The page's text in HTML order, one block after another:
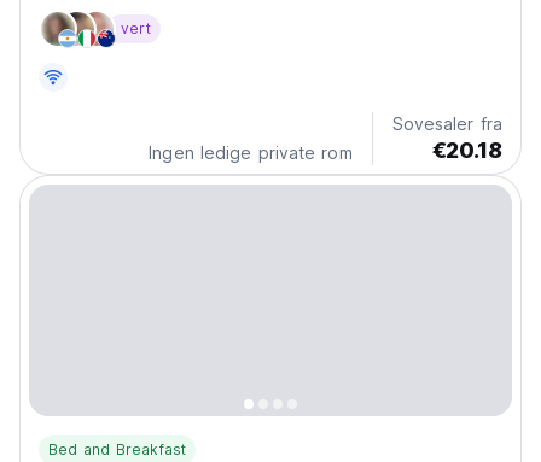
oppdage Sicilias skjønnhet. Flott sosialt hostel for
alenereiser. (Auto-translated from original language)
vert
Ingen ledige private rom
Sovesaler fra
€20.18
Bed and Breakfast